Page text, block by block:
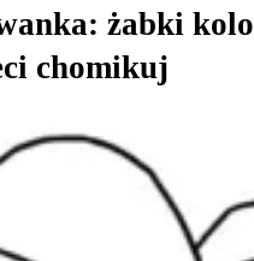
FRANÇAIS żabki
chomikuj